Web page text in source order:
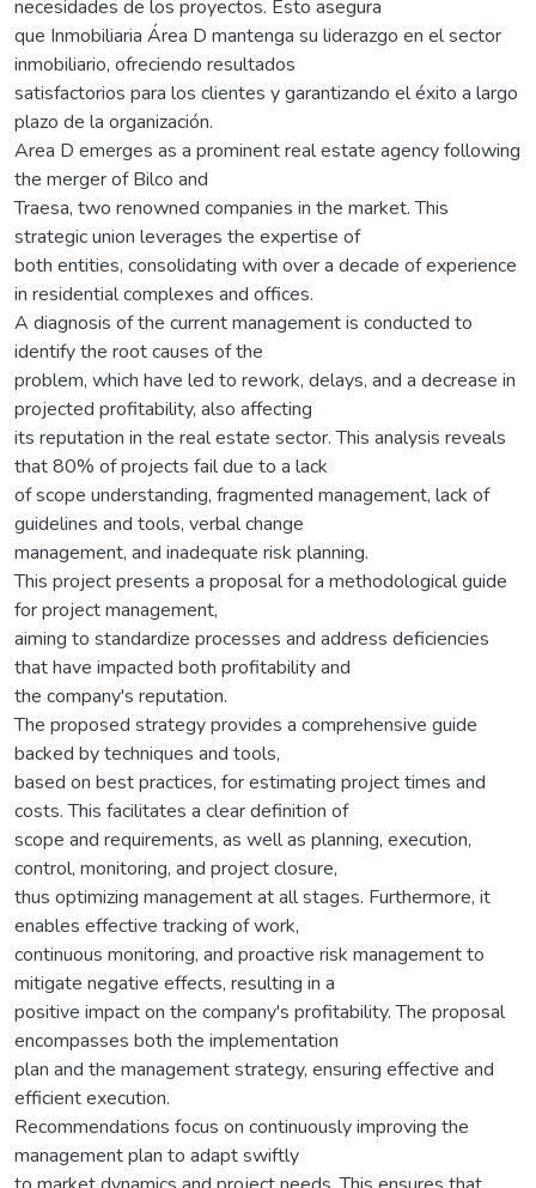
necesidades de los proyectos. Esto asegura
que Inmobiliaria Área D mantenga su liderazgo en el sector
inmobiliario, ofreciendo resultados
satisfactorios para los clientes y garantizando el éxito a largo
plazo de la organización.
Area D emerges as a prominent real estate agency following
the merger of Bilco and
Traesa, two renowned companies in the market. This
strategic union leverages the expertise of
both entities, consolidating with over a decade of experience
in residential complexes and offices.
A diagnosis of the current management is conducted to
identify the root causes of the
problem, which have led to rework, delays, and a decrease in
projected profitability, also affecting
its reputation in the real estate sector. This analysis reveals
that 80% of projects fail due to a lack
of scope understanding, fragmented management, lack of
guidelines and tools, verbal change
management, and inadequate risk planning.
This project presents a proposal for a methodological guide
for project management,
aiming to standardize processes and address deficiencies
that have impacted both profitability and
the company's reputation.
The proposed strategy provides a comprehensive guide
backed by techniques and tools,
based on best practices, for estimating project times and
costs. This facilitates a clear definition of
scope and requirements, as well as planning, execution,
control, monitoring, and project closure,
thus optimizing management at all stages. Furthermore, it
enables effective tracking of work,
continuous monitoring, and proactive risk management to
mitigate negative effects, resulting in a
positive impact on the company's profitability. The proposal
encompasses both the implementation
plan and the management strategy, ensuring effective and
efficient execution.
Recommendations focus on continuously improving the
management plan to adapt swiftly